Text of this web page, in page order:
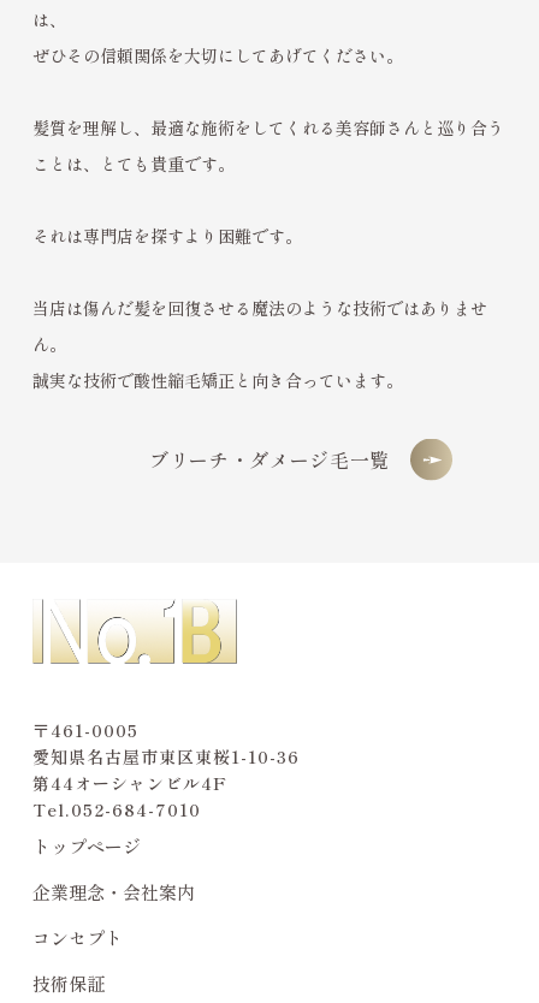
は、
ぜひその信頼関係を大切にしてあげてください。
髪質を理解し、最適な施術をしてくれる美容師さんと巡り合う
ことは、とても貴重です。
それは専門店を探すより困難です。
当店は傷んだ髪を回復させる魔法のような技術ではありませ
ん。
誠実な技術で酸性縮毛矯正と向き合っています。
ブリーチ・ダメージ毛一覧
〒461-0005
愛知県名古屋市東区東桜1-10-36
第44オーシャンビル4F
Tel.052-684-7010
トップページ
企業理念・会社案内
コンセプト
技術保証